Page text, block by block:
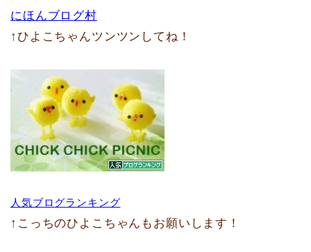
にほんブログ村
↑ひよこちゃんツンツンしてね！
人気ブログランキング
↑こっちのひよこちゃんもお願いします！